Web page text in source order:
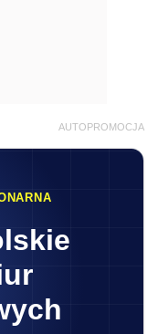
AUTOPROMOCJA